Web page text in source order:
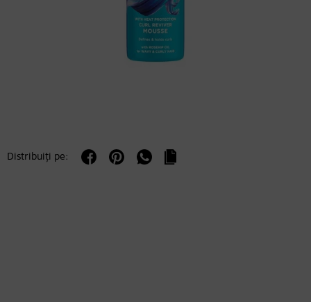
Distribuiți pe: